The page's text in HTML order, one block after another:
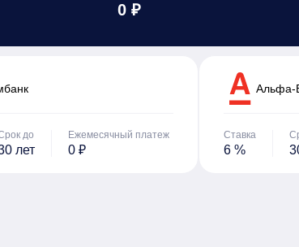
0 ₽
до
лет
Ежемесячный платеж
0 ₽
Альфа-
Ставка
6 %